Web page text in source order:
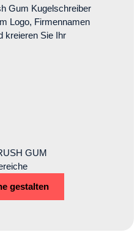
Gum Kugelschreiber
Logo, Firmennamen
kreieren Sie Ihr
gestalten